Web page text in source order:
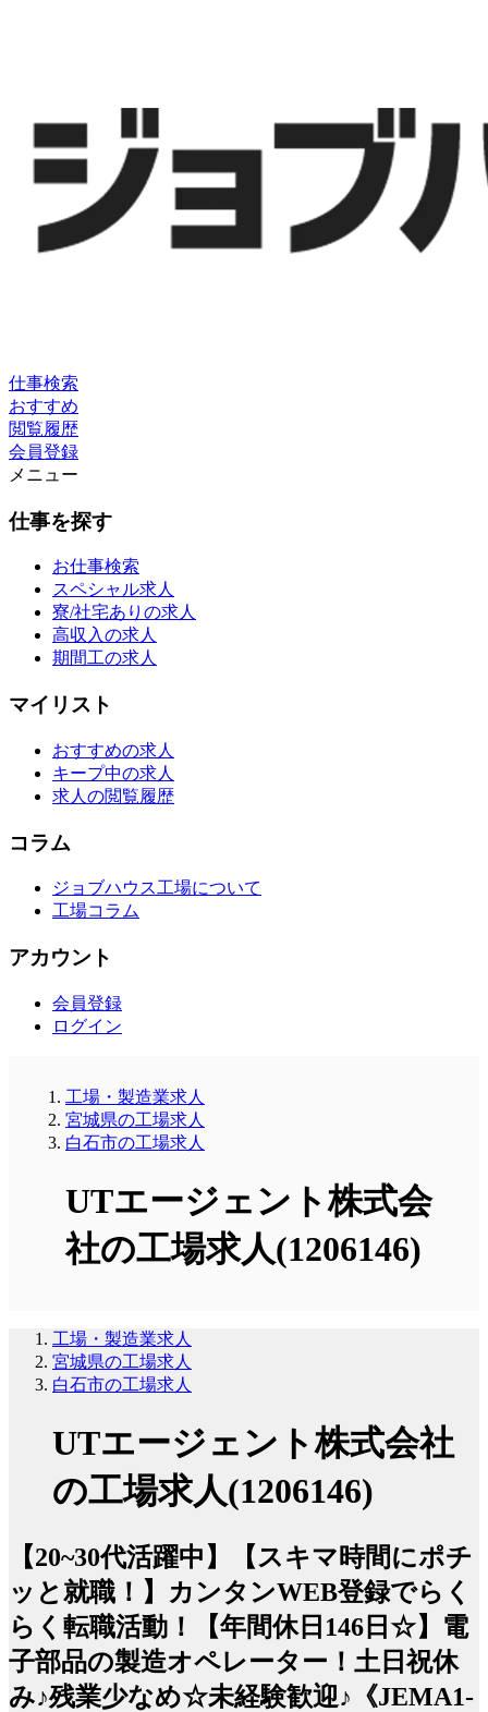
仕事検索
おすすめ
閲覧履歴
会員登録
メニュー
仕事を探す
お仕事検索
スペシャル求人
寮/社宅ありの求人
高収入の求人
期間工の求人
マイリスト
おすすめの求人
キープ中の求人
求人の閲覧履歴
コラム
ジョブハウス工場について
工場コラム
アカウント
会員登録
ログイン
工場・製造業求人
宮城県の工場求人
白石市の工場求人
UTエージェント株式会
社の工場求人(1206146)
工場・製造業求人
宮城県の工場求人
白石市の工場求人
UTエージェント株式会社
の工場求人(1206146)
【20~30代活躍中】【スキマ時間にポチ
ッと就職！】カンタンWEB登録でらく
らく転職活動！【年間休日146日☆】電
子部品の製造オペレーター！土日祝休
み♪残業少なめ☆未経験歓迎♪《JEMA1-